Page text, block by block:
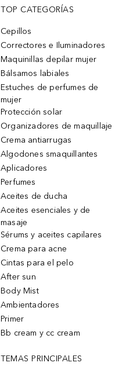
TOP CATEGORÍAS
Cepillos
Correctores e Iluminadores
Maquinillas depilar mujer
Bálsamos labiales
Estuches de perfumes de
mujer
Protección solar
Organizadores de maquillaje
Crema antiarrugas
Algodones smaquillantes
Aplicadores
Perfumes
Aceites de ducha
Aceites esenciales y de
masaje
Sérums y aceites capilares
Crema para acne
Cintas para el pelo
After sun
Body Mist
Ambientadores
Primer
Bb cream y cc cream
TEMAS PRINCIPALES